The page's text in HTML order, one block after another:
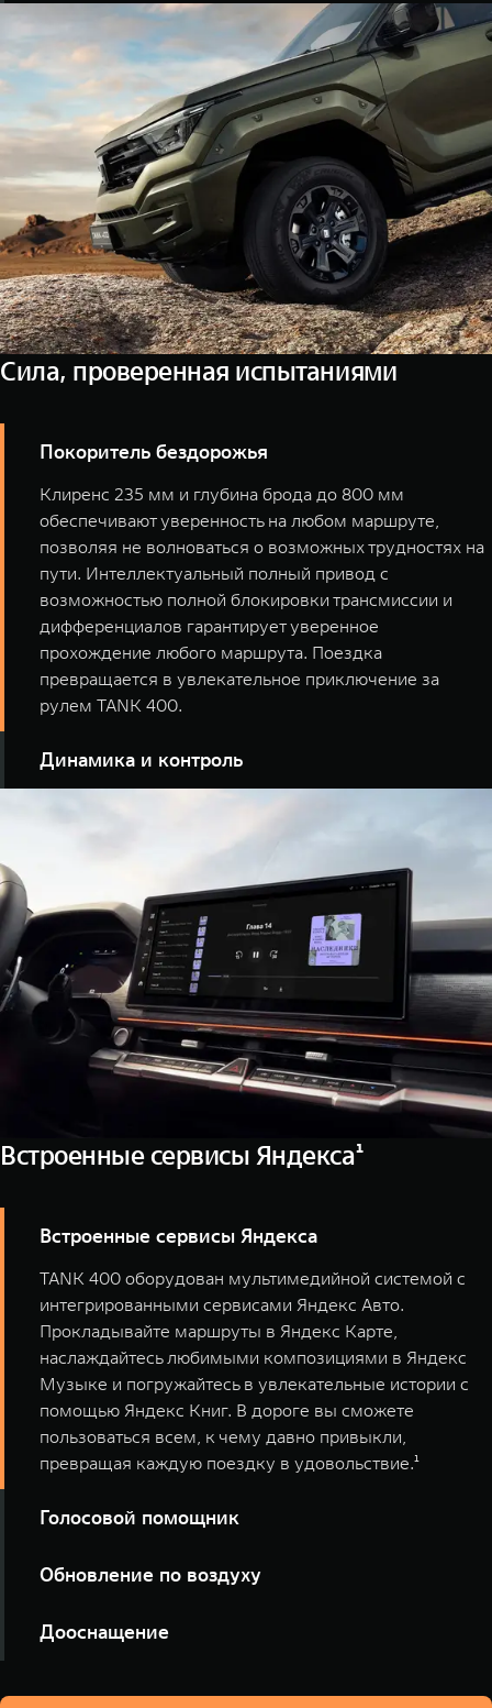
автомобиль готов к любым приключениям и станет
надежным спутником на пути к новым свершениям.
Фары TANK 400 легко рассекают глухую тьму,
превращая ночные маршруты в захватывающий
элемент ваших экспедиций.
Сила, проверенная испытаниями
Покоритель бездорожья
Клиренс 235 мм и глубина брода до 800 мм
обеспечивают уверенность на любом маршруте,
позволяя не волноваться о возможных трудностях на
пути. Интеллектуальный полный привод с
возможностью полной блокировки трансмиссии и
дифференциалов гарантирует уверенное
прохождение любого маршрута. Поездка
превращается в увлекательное приключение за
рулем TANK 400.
Динамика и контроль
работать более эффективно, расходуя меньше
топлива, особенно в условиях частых остановок и
стартов на сложных участках дороги.
Встроенные сервисы Яндекса¹
Встроенные сервисы Яндекса
TANK 400 оборудован мультимедийной системой с
интегрированными сервисами Яндекс Авто.
Прокладывайте маршруты в Яндекс Карте,
наслаждайтесь любимыми композициями в Яндекс
Музыке и погружайтесь в увлекательные истории с
помощью Яндекс Книг. В дороге вы сможете
пользоваться всем, к чему давно привыкли,
превращая каждую поездку в удовольствие.¹
Голосовой помощник
позволяет управлять функциями автомобиля и
климат-контроль, открывать окна и дверь багажника,
также многое другое. Он распознает голос водителя и
Обновление по воздуху
обновление программного обеспечения вашего
дилерского центра. Несколько простых шагов — и вы
Дооснащение
цифровыми сервисами для вашего TANK!